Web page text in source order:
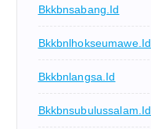
Bkkbnsabang.id
Bkkbnlhokseumawe.id
Bkkbnlangsa.id
Bkkbnsubulussalam.id